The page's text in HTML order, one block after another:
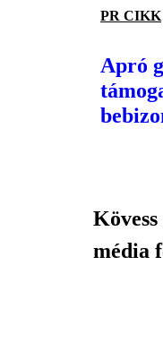
PR CIKK
Apró
média